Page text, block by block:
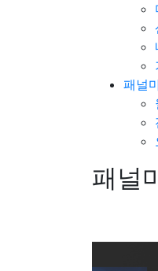
패널
패널